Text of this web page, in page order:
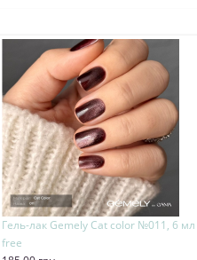
Гель-лак Gemely Cat color №011, 6 мл
free